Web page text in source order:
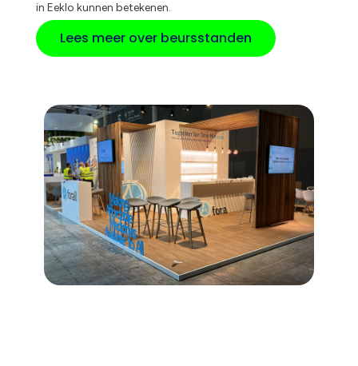
in Eeklo kunnen betekenen.
Lees meer over beursstanden